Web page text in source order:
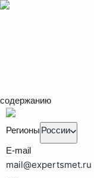
содержанию
Регионы России
E-mail
mail@expertsmet.ru